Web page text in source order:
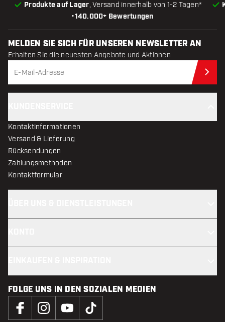
•140.000+ Bewertungen
Produkte auf Lager, Versand innerhalb von 1-2 Tagen*
MELDEN SIE SICH FÜR UNSEREN NEWSLETTER AN
Erhalten Sie die neuesten Angebote und Aktionen
Kontaktinformationen
Versand & Lieferung
Rücksendungen
Zahlungsmethoden
Kontaktformular
FOLGE UNS IN DEN SOZIALEN MEDIEN